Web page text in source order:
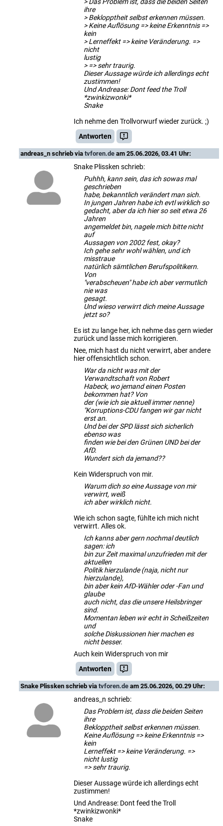
ihre
> Beklopptheit selbst erkennen müssen.
> Keine Auflösung => keine Erkenntnis =>
kein
> Lerneffekt => keine Veränderung. =>
nicht
lustig
> => sehr traurig.
Dieser Aussage würde ich allerdings echt
zustimmen!
Und Andrease: Dont feed the Troll
*zwinkizwonki*
Snake
Ich nehme den Trollvorwurf wieder zurück. ;)
Antworten
andreas_n schrieb via tvforen.de am 25.06.2026, 03.41 Uhr:
Snake Plissken schrieb:
Puhhh, kann sein, das ich sowas mal
geschrieben
habe, bekanntlich verändert man sich.
In jungen Jahren habe ich evtl wirklich so
gedacht, aber da ich hier so seit etwa 26
Jahren
angemeldet bin, nagele mich bitte nicht
auf
Aussagen von 2002 fest, okay?
Ich gehe sehr wohl wählen, und ich
misstraue
natürlich sämtlichen Berufspolitikern.
Von
"verabscheuen" habe ich aber vermutlich
nie was
gesagt.
Und wieso verwirrt dich meine Aussage
jetzt so?
Es ist zu lange her, ich nehme das gern wieder
zurück und lasse mich korrigieren.
Nee, mich hast du nicht verwirrt, aber andere
hier offensichtlich schon.
War da nicht was mit der
Verwandtschaft von Robert
Habeck, wo jemand einen Posten
bekommen hat? Von
der (wie ich sie aktuell immer nenne)
"Korruptions-CDU fangen wir gar nicht
erst an.
Und bei der SPD lässt sich sicherlich
ebenso was
finden wie bei den Grünen UND bei der
AfD.
Wundert sich da jemand??
Kein Widerspruch von mir.
Warum dich so eine Aussage von mir
verwirrt, weiß
ich aber wirklich nicht.
Wie ich schon sagte, fühlte ich mich nicht
verwirrt. Alles ok.
Ich kanns aber gern nochmal deutlich
sagen: ich
bin zur Zeit maximal unzufrieden mit der
aktuellen
Politik hierzulande (naja, nicht nur
hierzulande),
bin aber kein AfD-Wähler oder -Fan und
glaube
auch nicht, das die unsere Heilsbringer
sind.
Momentan leben wir echt in Scheißzeiten
und
solche Diskussionen hier machen es
nicht besser.
Auch kein Widerspruch von mir
Antworten
Snake Plissken schrieb via tvforen.de am 25.06.2026, 00.29 Uhr:
andreas_n schrieb:
Das Problem ist, dass die beiden Seiten
ihre
Beklopptheit selbst erkennen müssen.
Keine Auflösung => keine Erkenntnis =>
kein
Lerneffekt => keine Veränderung. =>
nicht lustig
=> sehr traurig.
Dieser Aussage würde ich allerdings echt
zustimmen!
Und Andrease: Dont feed the Troll
*zwinkizwonki*
Snake